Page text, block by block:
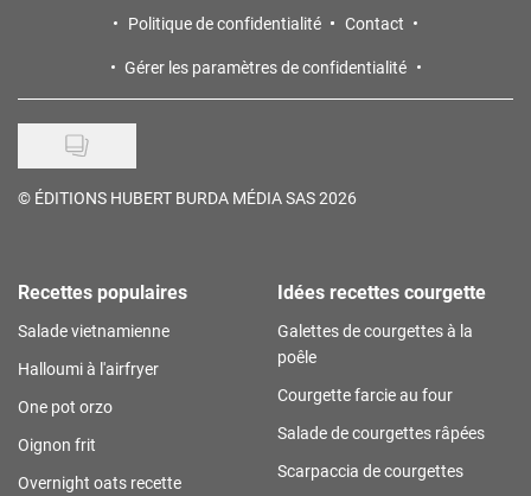
Politique de confidentialité
Contact
Gérer les paramètres de confidentialité
© ÉDITIONS HUBERT BURDA MÉDIA SAS 2026
Recettes populaires
Salade vietnamienne
Halloumi à l'airfryer
One pot orzo
Oignon frit
Overnight oats recette
Idées recettes courgette
Galettes de courgettes à la
poêle
Courgette farcie au four
Salade de courgettes râpées
Scarpaccia de courgettes